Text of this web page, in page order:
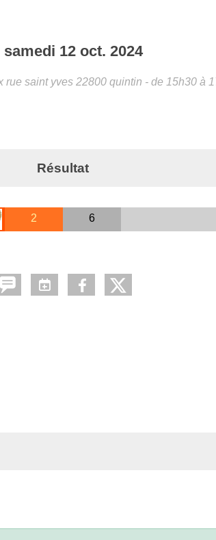
samedi 12 oct. 2024
rue saint yves 22800 quintin - de 15h30 à
Résultat
2 6